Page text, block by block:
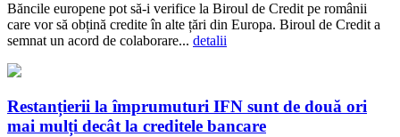
Băncile europene pot să-i verifice la Biroul de Credit pe românii
care vor să obțină credite în alte țări din Europa. Biroul de Credit a
semnat un acord de colaborare... detalii
Restanțierii la împrumuturi IFN sunt de două ori
mai mulți decât la creditele bancare